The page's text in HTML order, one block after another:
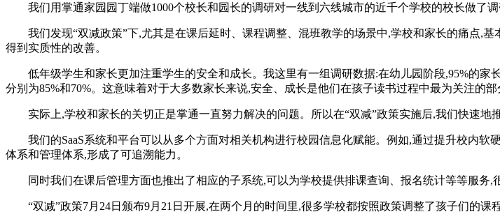
我们用掌通家园园丁端做1000个校长和园长的调研对一线到六线城市的近千个学校的校长做了调
我们发现“双减政策”下,尤其是在课后延时、课程调整、混班教学的场景中,学校和家长的痛点,基
得到实质性的改善。
低年级学生和家长更加注重学生的安全和成长。我这里有一组调研数据:在幼儿园阶段,95%的家
分别为85%和70%。这意味着对于大多数家长来说,安全、成长是他们在孩子读书过程中最为关注的部
实际上,学校和家长的关切正是掌通一直努力解决的问题。所以在“双减”政策实施后,我们快速地
我们的SaaS系统和平台可以从多个方面对相关机构进行校园信息化赋能。例如,通过提升校内软
体系和管理体系,形成了可追溯能力。
同时我们在课后管理方面也推出了相应的子系统,可以为学校提供排课查询、报名统计等等服务,
“双减”政策7月24日颁布9月21日开展,在两个月的时间里,很多学校都按照政策调整了孩子们的课